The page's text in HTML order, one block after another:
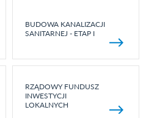
BUDOWA KANALIZACJI
SANITARNEJ - ETAP I
RZĄDOWY FUNDUSZ
INWESTYCJI
LOKALNYCH